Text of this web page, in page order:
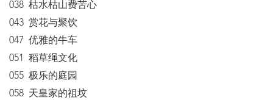
038 枯水枯山费苦心
043 赏花与聚饮
047 优雅的牛车
051 稻草绳文化
055 极乐的庭园
058 天皇家的祖坟